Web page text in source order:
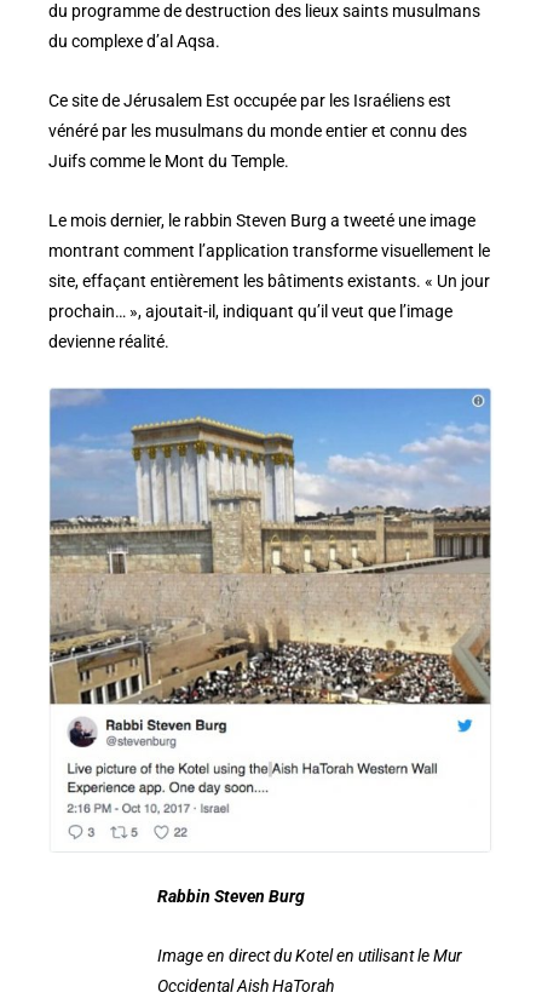
du programme de destruction des lieux saints musulmans
du complexe d’al Aqsa.
Ce site de Jérusalem Est occupée par les Israéliens est
vénéré par les musulmans du monde entier et connu des
Juifs comme le Mont du Temple.
Le mois dernier, le rabbin Steven Burg a tweeté une image
montrant comment l’application transforme visuellement le
site, effaçant entièrement les bâtiments existants. « Un jour
prochain… », ajoutait-il, indiquant qu’il veut que l’image
devienne réalité.
Rabbin Steven Burg
Image en direct du Kotel en utilisant le Mur
Occidental Aish HaTorah